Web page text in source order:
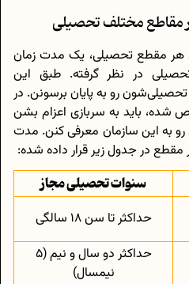
مقاطع مختلف تحصیلی
هر مقطع تحصیلی، یک مدت زمان
در نظر گرفته. طبق این
رو به پایان برسونن. در
باید به سربازی اعزام بشن
این سازمان معرفی کنن. مدت
در جدول زیر قرار داده شده:
سنوات تحصیلی مجاز
حداکثر تا سن 18 سالگی
حداکثر دو سال و نیم (5
نیمسال)